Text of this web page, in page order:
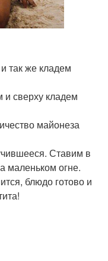
так же кладем
сверху кладем
майонеза
Ставим в
маленьком огне.
блюдо готово и